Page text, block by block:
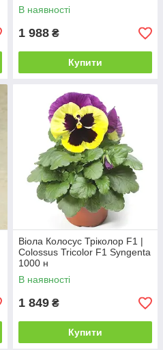
В наявності
1 988 ₴
Купити
Віола Колосус Тріколор F1 |
Colossus Tricolor F1 Syngenta
1000 н
В наявності
1 849 ₴
Купити